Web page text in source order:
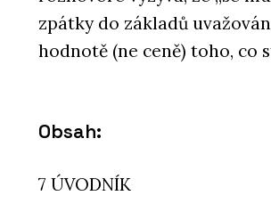
zpátky do základů
hodnotě (ne ceně) toho, co
Obsah:
7 ÚVODNÍK